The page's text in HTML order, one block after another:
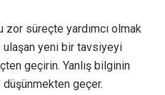
zor süreçte yardımcı olmak
yeni bir tavsiyeyi
geçirin. Yanlış bilginin
düşünmekten geçer.